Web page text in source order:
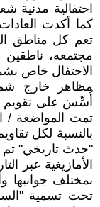
احتفالية مدنية
كما أكدت
تعم كل مناطق
مجتمعه، ناطقين
الاحتفال خاص
مظاهر خارج
أُسِّسَ على تقويم
تمت المواضعة /
بالنسبة لكل
"حدث تاريخي" تم
الأمازيغية عبر
بمختلف جوانبها
تحت تسمية